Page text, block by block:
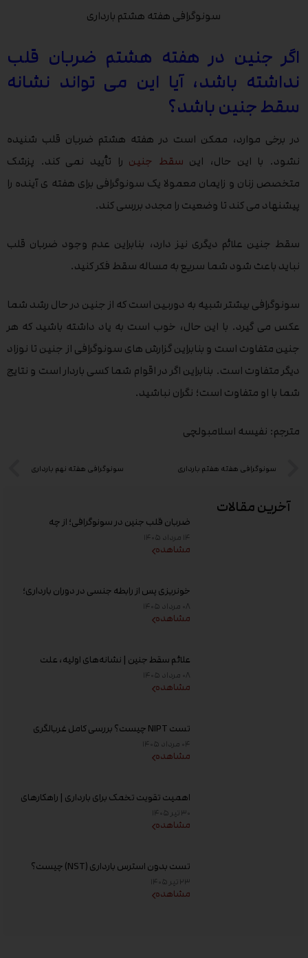
آخرین مقالات
ضربان قلب جنین در سونوگرافی؛ از چه
هفته‌ای دیده می‌شود؟
۱۴ مرداد ۱۴۰۵
مشاهده
خونریزی پس از رابطه جنسی در دوران بارداری؛
علت و زمان مراجعه به پزشک
۰۸ مرداد ۱۴۰۵
مشاهده
علائم سقط جنین | نشانه‌های اولیه، علت
خونریزی، عوامل خطر و زمان مراجعه به پزشک
۰۸ مرداد ۱۴۰۵
مشاهده
تست NIPT چیست؟ بررسی کامل غربالگری
غیر تهاجمی پیش از تولد، زمان انجام و تفسیر
جواب
۰۴ مرداد ۱۴۰۵
مشاهده
اهمیت تقویت تخمک برای بارداری | راهکارهای
افزایش کیفیت تخمک و شانس باروری
۳۰ تیر ۱۴۰۵
مشاهده
تست بدون استرس بارداری (NST) چیست؟
زمان انجام و تفسیر نتیجه
۲۳ تیر ۱۴۰۵
مشاهده
سونوگرافی هفته هشتم بارداری
اگر جنین در هفته هشتم ضربان قلب
نداشته باشد، آیا این می تواند نشانه
سقط جنین باشد؟
در برخی موارد، ممکن است در هفته هشتم ضربان قلب شنیده
نشود. با این حال، این سقط جنین را تأیید نمی کند. پزشک
متخصص زنان و زایمان معمولا یک سونوگرافی برای هفته ی آینده را
پیشنهاد می کند تا وضعیت را مجدد بررسی کند.
سقط جنین علائم دیگری نیز دارد، بنابراین عدم وجود ضربان قلب
نباید باعث شود شما سریع به مساله سقط فکر کنید.
سونوگرافی بیشتر شبیه به دوربین است که از جنین در حال رشد شما
عکس می گیرد. با این حال، خوب است به یاد داشته باشید که هر
جنین متفاوت است و بنابراین گزارش های سونوگرافی از جنین تا نوزاد
دیگر متفاوت است. بنابراین اگر در اقوام شما کسی باردار است و نتایج
شما با او متفاوت است؛ نگران نباشید.
مترجم: نفیسه اسلامبولچی
سونوگرافی هفته هفتم بارداری سونوگرافی هفته نهم بارداری